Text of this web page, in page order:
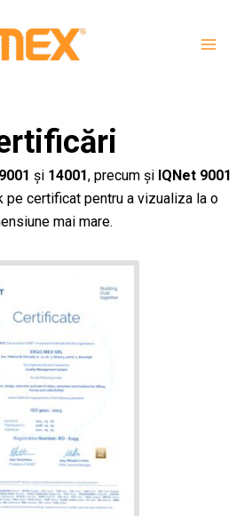
și 14001, precum și IQNet 9001
pe certificat pentru a vizualiza la o
mai mare.